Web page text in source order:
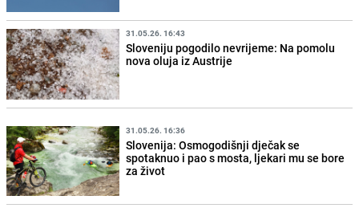
31.05.26. 16:43
Sloveniju pogodilo nevrijeme: Na pomolu
nova oluja iz Austrije
31.05.26. 16:36
Slovenija: Osmogodišnji dječak se
spotaknuo i pao s mosta, ljekari mu se bore
za život